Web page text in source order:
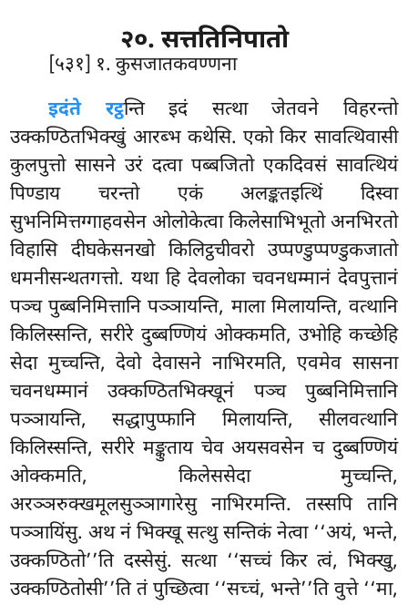
२०. सत्ततिनिपातो
[५३१] १. कुसजातकवण्णना
इदंते रट्ठन्ति इदं सत्था जेतवने विहरन्तो
उक्कण्ठितभिक्खुं आरब्भ कथेसि. एको किर सावत्थिवासी
कुलपुत्तो सासने उरं दत्वा पब्बजितो एकदिवसं सावत्थियं
पिण्डाय चरन्तो एकं अलङ्कतइत्थिं दिस्वा
सुभनिमित्तग्गाहवसेन ओलोकेत्वा किलेसाभिभूतो अनभिरतो
विहासि दीघकेसनखो किलिट्ठचीवरो उप्पण्डुप्पण्डुकजातो
धमनीसन्थतगत्तो. यथा हि देवलोका चवनधम्मानं देवपुत्तानं
पञ्च पुब्बनिमित्तानि पञ्ञायन्ति, माला मिलायन्ति, वत्थानि
किलिस्सन्ति, सरीरे दुब्बण्णियं ओक्कमति, उभोहि कच्छेहि
सेदा मुच्चन्ति, देवो देवासने नाभिरमति, एवमेव सासना
चवनधम्मानं उक्कण्ठितभिक्खूनं पञ्च पुब्बनिमित्तानि
पञ्ञायन्ति, सद्धापुप्फानि मिलायन्ति, सीलवत्थानि
किलिस्सन्ति, सरीरे मङ्कुताय चेव अयसवसेन च दुब्बण्णियं
ओक्कमति, किलेससेदा मुच्चन्ति,
अरञ्ञरुक्खमूलसुञ्ञागारेसु नाभिरमन्ति. तस्सपि तानि
पञ्ञायिंसु. अथ नं भिक्खू सत्थु सन्तिकं नेत्वा ‘‘अयं, भन्ते,
उक्कण्ठितो’’ति दस्सेसुं. सत्था ‘‘सच्चं किर त्वं, भिक्खु,
उक्कण्ठितोसी’’ति तं पुच्छित्वा ‘‘सच्चं, भन्ते’’ति वुत्ते ‘‘मा,